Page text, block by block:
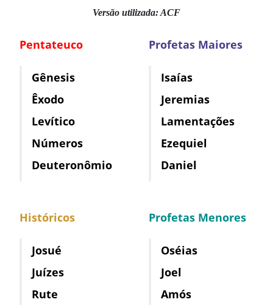
Versão utilizada: ACF
Pentateuco
Gênesis
Êxodo
Levítico
Números
Deuteronômio
Históricos
Josué
Juízes
Rute
Profetas Maiores
Isaías
Jeremias
Lamentações
Ezequiel
Daniel
Profetas Menores
Oséias
Joel
Amós